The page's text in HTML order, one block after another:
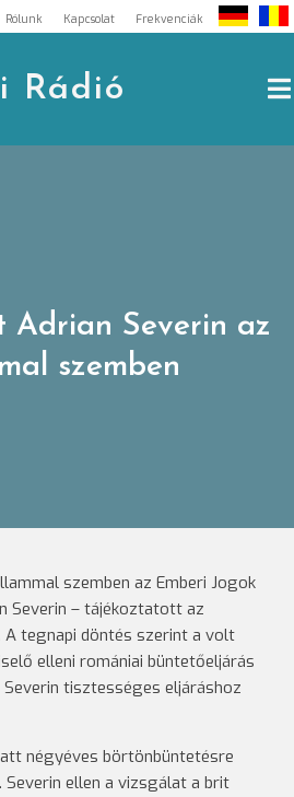
Rólunk Kapcsolat Frekvenciák
Rádió
Adrian Severin az
szemben
szemben az Emberi Jogok
Severin – tájékoztatott az
tegnapi döntés szerint a volt
elleni romániai büntetőeljárás
tisztességes eljáráshoz
négyéves börtönbüntetésre
Severin ellen a vizsgálat a brit